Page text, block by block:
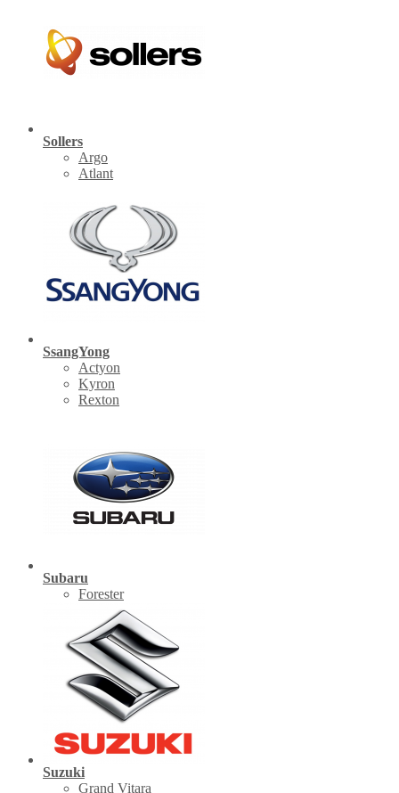
Sollers
Argo
Atlant
SsangYong
Actyon
Kyron
Rexton
Subaru
Forester
Suzuki
Grand Vitara